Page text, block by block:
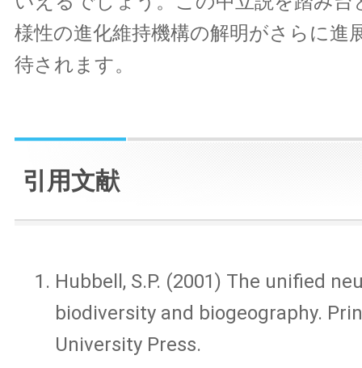
様性の進化維持機構の解明がさらに進
待されます。
引用文献
Hubbell, S.P. (2001) The unified
biodiversity and biogeography.
University Press.